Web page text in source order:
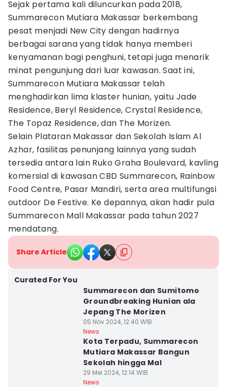
Sejak pertama kali diluncurkan pada 2018,
Summarecon Mutiara Makassar berkembang
pesat menjadi New City dengan hadirnya
berbagai sarana yang tidak hanya memberi
kenyamanan bagi penghuni, tetapi juga menarik
minat pengunjung dari luar kawasan. Saat ini,
Summarecon Mutiara Makassar telah
menghadirkan lima klaster hunian, yaitu Jade
Residence, Beryl Residence, Crystal Residence,
The Topaz Residence, dan The Morizen.
Selain Plataran Makassar dan Sekolah Islam Al
Azhar, fasilitas penunjang lainnya yang sudah
tersedia antara lain Ruko Graha Boulevard, kavling
komersial di kawasan CBD Summarecon, Rainbow
Food Centre, Pasar Mandiri, serta area multifungsi
outdoor De Festive. Ke depannya, akan hadir pula
Summarecon Mall Makassar pada tahun 2027
mendatang.
Share Article
Curated For You
Summarecon dan Sumitomo
Groundbreaking Hunian ala
Jepang The Morizen
05 Nov 2024, 12:40 WIB
News
Kota Terpadu, Summarecon
Mutiara Makassar Bangun
Sekolah hingga Mal
29 Mei 2024, 12:14 WIB
News